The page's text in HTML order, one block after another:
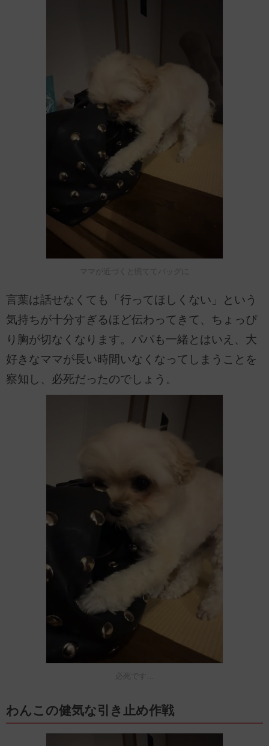
ママが近づくと慌ててバッグに
言葉は話せなくても「行ってほしくない」という
気持ちが十分すぎるほど伝わってきて、ちょっぴ
り胸が切なくなります。パパも一緒とはいえ、大
好きなママが長い時間いなくなってしまうことを
察知し、必死だったのでしょう。
必死です…
わんこの健気な引き止め作戦